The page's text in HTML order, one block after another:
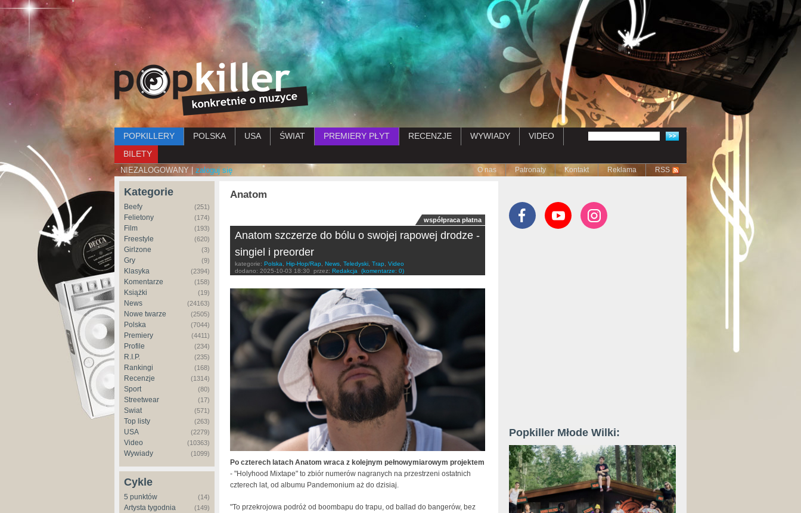
Przejdź do treści
Menu główne
POPKILLERY POLSKA USA ŚWIAT PREMIERY PŁYT RECENZJE WYWIADY
VIDEO
BILETY
NIEZALOGOWANY | zaloguj się Submenu
O nas Patronaty Kontakt Reklama RSS
Kategorie
Beefy (251)
Felietony (174)
Film (193)
Freestyle (620)
Girlzone (3)
Gry (9)
Klasyka (2394)
Komentarze (158)
Książki (19)
News (24163)
Nowe twarze (2505)
Polska (7044)
Premiery (4411)
Profile (234)
R.I.P. (235)
Rankingi (168)
Recenzje (1314)
Sport (80)
Streetwear (17)
Świat (571)
Top listy (263)
USA (2279)
Video (10363)
Wywiady (1099)
Cykle
5 punktów (14)
Artysta tygodnia (149)
Anatom
współpraca płatna
Anatom szczerze do bólu o swojej rapowej drodze -
singiel i preorder
kategorie: Polska Hip-Hop/Rap News Teledyski Trap
Video
dodano: 2025-10-03 18:30 przez: Redakcja (komentarze: 0)
Po czterech latach Anatom wraca z kolejnym pełnowymiarowym projektem
- "Holyhood Mixtape" to zbiór numerów nagranych na przestrzeni ostatnich
czterech lat, od albumu Pandemonium aż do dzisiaj.
"To przekrojowa podróż od boombapu do trapu, od ballad do bangerów, bez
Popkiller Młode Wilki: